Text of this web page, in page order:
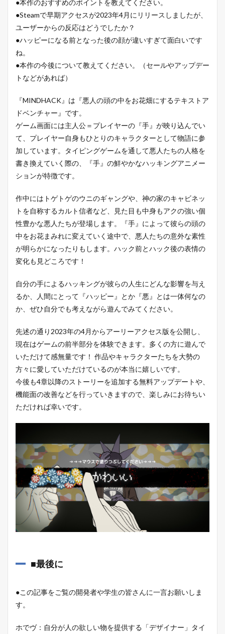
●本作のおすすめのポイントを教えてください。
●Steamで早期アクセスが2023年4月にリリースしましたが、
ユーザーからの反応はどうでしたか？
●ハッピーになる前となった後の顔が違いすぎて面白いです
ね。
●本作の今後について教えてください。（セールやアップデー
トなどがあれば）
『MINDHACK』は『悪人の頭の中をお花畑にするテキストア
ドベンチャー』です。
ゲーム画面には主人公＝プレイヤーの『手』が映り込んでい
て、プレイヤー自身もひとりのキャラクターとして物語に参
加しています。タイピングゲームを通して悪人たちの人格を
書き換えていく際の、『手』の鮮やかなハッキングアニメー
ションが特徴です。
作中にはトゲトゲのウニのギャングや、神の家のキャビネッ
トを自称するカルト信者など、見た目も中身もアクの強い個
性豊かな悪人たちが登場します。『手』によって彼らの頭の
中をお花まみれに変えていく途中で、悪人たちの意外な素性
が明らかになったりもします。ハック前とハック後の表情の
変化も見どころです！
自分の手によるハッキングが彼らの人生にどんな影響を与え
るか、人間にとって『ハッピー』とか『悪』とは一体何なの
か、ぜひ自分でも考えながら遊んでみてください。
先述の通り2023年の4月からアーリーアクセス版を公開し、
現在はゲームの前半部分を体験できます。多くの方に遊んで
いただけて感無量です！ 作品やキャラクターたちを大勢の
方々に愛していただけているのが本当に嬉しいです。
今後も4章以降のストーリーを追加する無料アップデートや、
機能面の改善などを行っていきますので、楽しみにお待ちい
ただければ幸いです。
■最後に
●この記事をご覧の開発者や学生の皆さんに一言お願いしま
す。
ホでヴ：自分が人の欲しい物を提供する「デザイナー」タイ